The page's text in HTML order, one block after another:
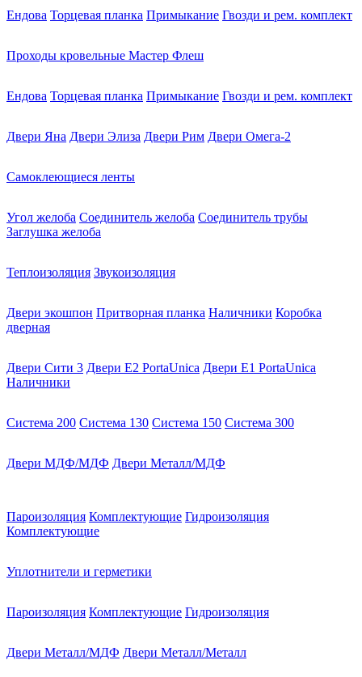
Ендова Торцевая планка Примыкание Гвозди и рем. комплект
Проходы кровельные Мастер Флеш
Ендова Торцевая планка Примыкание Гвозди и рем. комплект
Двери Яна Двери Элиза Двери Рим Двери Омега-2
Самоклеющиеся ленты
Угол желоба Соединитель желоба Соединитель трубы
Заглушка желоба
Теплоизоляция Звукоизоляция
Двери экошпон Притворная планка Наличники Коробка
дверная
Двери Сити 3 Двери E2 PortaUnica Двери E1 PortaUnica
Наличники
Система 200 Система 130 Система 150 Система 300
Двери МДФ/МДФ Двери Металл/МДФ
Пароизоляция Комплектующие Гидроизоляция
Комплектующие
Уплотнители и герметики
Пароизоляция Комплектующие Гидроизоляция
Двери Металл/МДФ Двери Металл/Металл